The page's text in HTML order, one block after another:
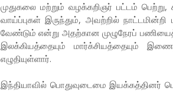
முதுகலை மற்றும் வழக்கறிஞர் பட்டம் பெற்று,
வாய்ப்புகள் இருந்தும், அவற்றில் நாட்டமின்றி
வேண்டும் என்று அதற்கான முழுநேரப் பணியைத்
இலக்கியத்தையும் மார்க்சியத்தையும்
எழுதியுள்ளார்.
இந்தியாவில் பொதுவுடைமை இயக்கத்தினர்